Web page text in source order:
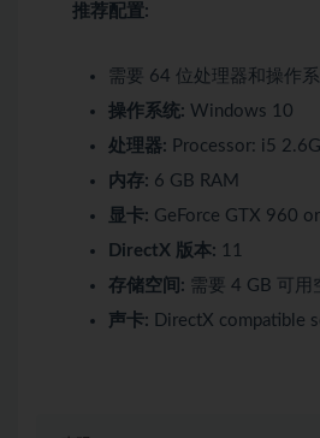
推荐配置:
需要 64 位处理器和操作
操作系统: Windows 10
处理器: Processor: i5
内存: 6 GB RAM
显卡: GeForce GTX 960
DirectX 版本: 11
存储空间: 需要 4 GB 可用
声卡: DirectX compatible